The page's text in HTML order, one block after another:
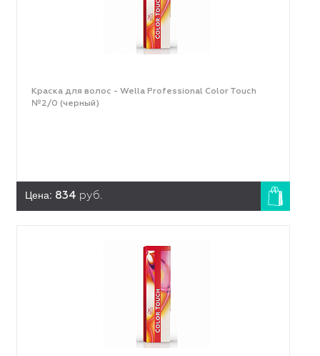
Краска для волос - Wella Professional Color Touch
№2/0 (черный)
Цена: 834 руб.